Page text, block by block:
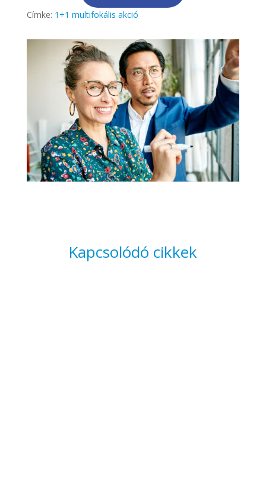
Címke: 1+1 multifokális akció
Kapcsolódó cikkek